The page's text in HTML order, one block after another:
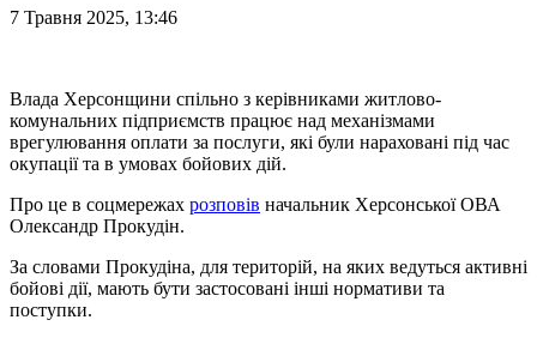
7 Травня 2025, 13:46
Влада Херсонщини спільно з керівниками житлово-
комунальних підприємств працює над механізмами
врегулювання оплати за послуги, які були нараховані під час
окупації та в умовах бойових дій.
Про це в соцмережах розповів начальник Херсонської ОВА
Олександр Прокудін.
За словами Прокудіна, для територій, на яких ведуться активні
бойові дії, мають бути застосовані інші нормативи та
поступки.